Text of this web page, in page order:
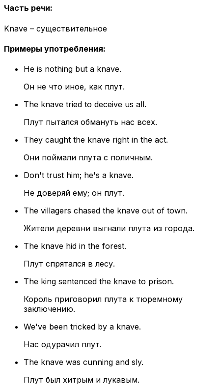
Часть речи:
Knave – существительное
Примеры употребления:
He is nothing but a knave.
Он не что иное, как плут.
The knave tried to deceive us all.
Плут пытался обмануть нас всех.
They caught the knave right in the act.
Они поймали плута с поличным.
Don't trust him; he's a knave.
Не доверяй ему; он плут.
The villagers chased the knave out of town.
Жители деревни выгнали плута из города.
The knave hid in the forest.
Плут спрятался в лесу.
The king sentenced the knave to prison.
Король приговорил плута к тюремному
заключению.
We've been tricked by a knave.
Нас одурачил плут.
The knave was cunning and sly.
Плут был хитрым и лукавым.